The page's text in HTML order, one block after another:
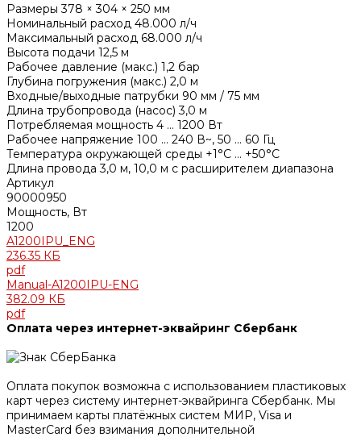
Размеры 378 × 304 × 250 мм
Номинальный расход 48.000 л/ч
Максимальный расход 68.000 л/ч
Высота подачи 12,5 м
Рабочее давление (макс.) 1,2 бар
Глубина погружения (макс.) 2,0 м
Входные/выходные патрубки 90 мм / 75 мм
Длина трубопровода (насос) 3,0 м
Потребляемая мощность 4 ... 1200 Вт
Рабочее напряжение 100 ... 240 В~, 50 ... 60 Гц
Температура окружающей среды +1°C ... +50°C
Длина провода 3,0 м, 10,0 м с расширителем диапазона
Артикул
90000950
Мощность, Вт
1200
A1200IPU_ENG
236.35 КБ
pdf
Manual-A1200IPU-ENG
382.09 КБ
pdf
Оплата через интернет-эквайринг Сбербанк
Оплата покупок возможна с использованием пластиковых
карт через систему интернет-эквайринга Сбербанк. Мы
принимаем карты платёжных систем МИР, Visa и
MasterCard без взимания дополнительной